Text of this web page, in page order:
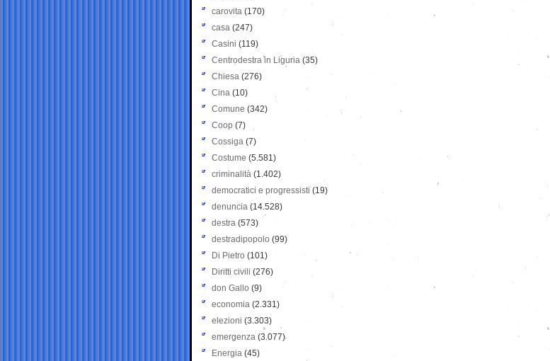
carovita (170)
casa (247)
Casini (119)
Centrodestra in Liguria (35)
Chiesa (276)
Cina (10)
Comune (342)
Coop (7)
Cossiga (7)
Costume (5.581)
criminalità (1.402)
democratici e progressisti (19)
denuncia (14.528)
destra (573)
destradipopolo (99)
Di Pietro (101)
Diritti civili (276)
don Gallo (9)
economia (2.331)
elezioni (3.303)
emergenza (3.077)
Energia (45)